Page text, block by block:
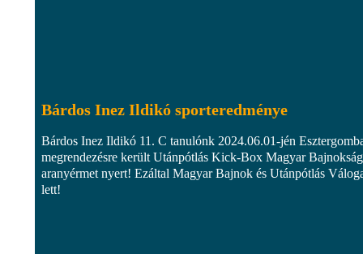
Bárdos Inez Ildikó sporteredménye
Bárdos Inez Ildikó 11. C tanulónk 2024.06.01-jén
megrendezésre került Utánpótlás Kick-Box Magyar
aranyérmet nyert! Ezáltal Magyar Bajnok és Utánpótlás
lett!